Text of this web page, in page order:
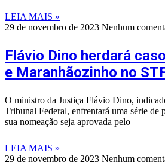
LEIA MAIS »
29 de novembro de 2023 Nenhum
Flávio Dino herdará
e Maranhãozinho no
O ministro da Justiça Flávio Dino,
Tribunal Federal, enfrentará uma série de
sua nomeação seja aprovada pelo
LEIA MAIS »
29 de novembro de 2023 Nenhum